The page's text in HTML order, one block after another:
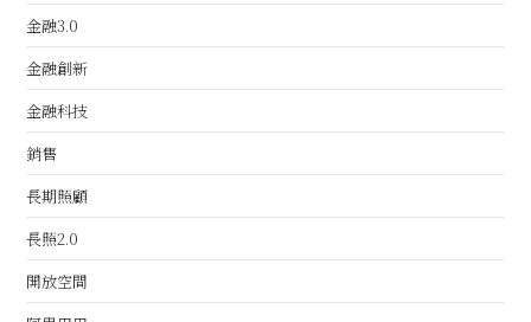
金融3.0
金融創新
金融科技
銷售
長期照顧
長照2.0
開放空間